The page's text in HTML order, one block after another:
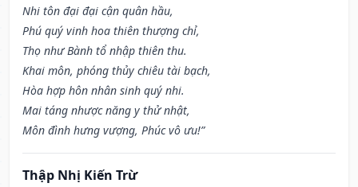
Nhi tôn đại đại cận quân hầu,
Phú quý vinh hoa thiên thượng chỉ,
Thọ như Bành tổ nhập thiên thu.
Khai môn, phóng thủy chiêu tài bạch,
Hòa hợp hôn nhân sinh quý nhi.
Mai táng nhược năng y thử nhật,
Môn đình hưng vượng, Phúc vô ưu!”
Thập Nhị Kiến Trừ